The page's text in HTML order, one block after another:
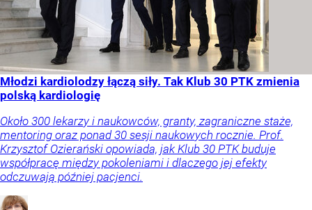
Młodzi kardiolodzy łączą siły. Tak Klub 30 PTK zmienia
polską kardiologię
Około 300 lekarzy i naukowców, granty, zagraniczne staże,
mentoring oraz ponad 30 sesji naukowych rocznie. Prof.
Krzysztof Ozierański opowiada, jak Klub 30 PTK buduje
współpracę między pokoleniami i dlaczego jej efekty
odczuwają później pacjenci.